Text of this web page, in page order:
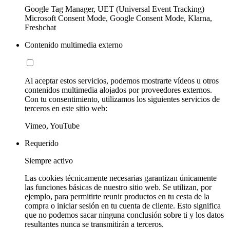
Google Tag Manager, UET (Universal Event Tracking)
Microsoft Consent Mode, Google Consent Mode, Klarna,
Freshchat
Contenido multimedia externo
Al aceptar estos servicios, podemos mostrarte vídeos u otros
contenidos multimedia alojados por proveedores externos.
Con tu consentimiento, utilizamos los siguientes servicios de
terceros en este sitio web:
Vimeo, YouTube
Requerido
Siempre activo
Las cookies técnicamente necesarias garantizan únicamente
las funciones básicas de nuestro sitio web. Se utilizan, por
ejemplo, para permitirte reunir productos en tu cesta de la
compra o iniciar sesión en tu cuenta de cliente. Esto significa
que no podemos sacar ninguna conclusión sobre ti y los datos
resultantes nunca se transmitirán a terceros.